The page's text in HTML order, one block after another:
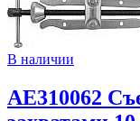
В наличии
AE310062